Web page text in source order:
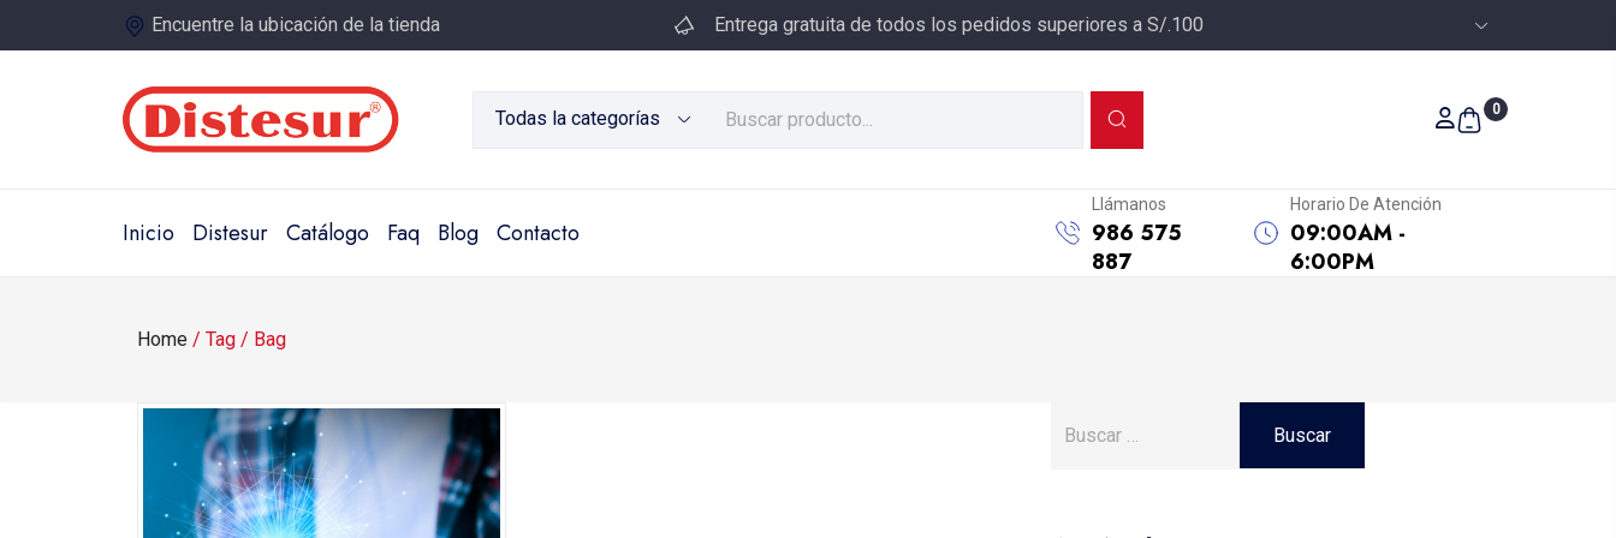
Encuentre la ubicación de la tienda Entrega gratuita de todos los pedidos superiores a S/.100
Todas la categorías 0
Inicio Distesur Catálogo Faq Blog Contacto
Llámanos
986 575
887
Horario De Atención
09:00AM -
6:00PM
Home / Tag / Bag